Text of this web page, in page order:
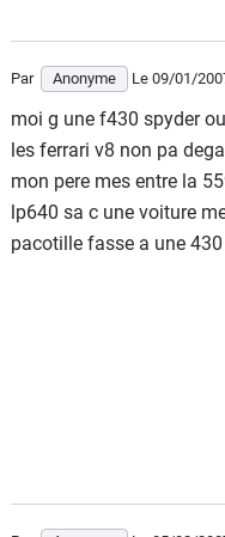
Par Anonyme Le 09/01/
moi g une f430 spyder
les ferrari v8 non pa
mon pere mes entre la
lp640 sa c une voiture
pacotille fasse a une 430